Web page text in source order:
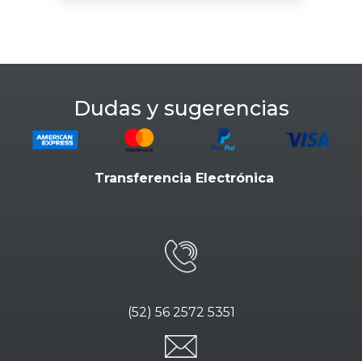
Dudas y sugerencias
Transferencia Electrónica
(52) 56 2572 5351